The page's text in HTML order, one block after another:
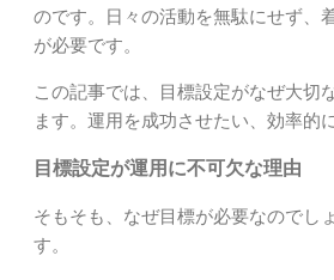
のです。日々の活動を無駄にせず、
が必要です。
この記事では、目標設定がなぜ大切
ます。運用を成功させたい、効率的
目標設定が運用に不可欠な理由
そもそも、なぜ目標が必要なのでし
す。